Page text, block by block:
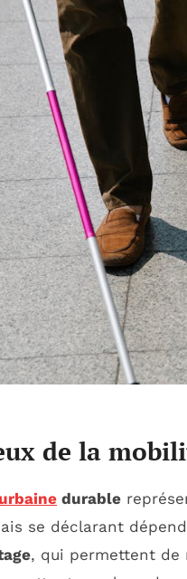
de la
durable
se déclarant
, qui permettent de